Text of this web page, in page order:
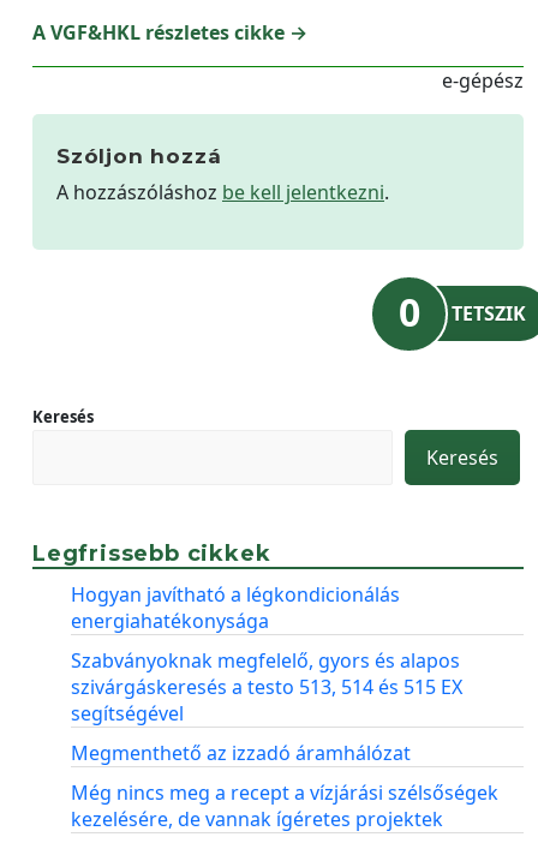
A VGF&HKL részletes cikke →
e-gépész
Szóljon hozzá
A hozzászóláshoz be kell jelentkezni.
0 TETSZIK
Keresés
Keresés
Legfrissebb cikkek
Hogyan javítható a légkondicionálás
energiahatékonysága
Szabványoknak megfelelő, gyors és alapos
szivárgáskeresés a testo 513, 514 és 515 EX
segítségével
Megmenthető az izzadó áramhálózat
Még nincs meg a recept a vízjárási szélsőségek
kezelésére, de vannak ígéretes projektek